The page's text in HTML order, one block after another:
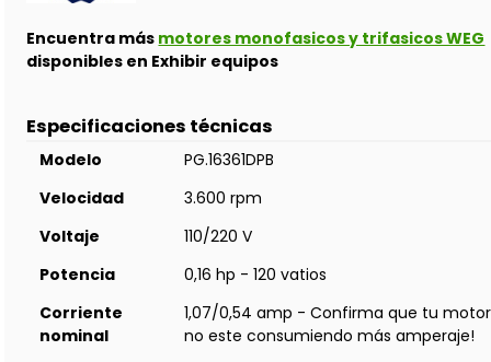
Encuentra más motores monofasicos y trifasicos WEG
disponibles en Exhibir equipos
Especificaciones técnicas
Modelo
PG.16361DPB
Velocidad
3.600 rpm
Voltaje
110/220 V
Potencia
0,16 hp - 120 vatios
Corriente
nominal
1,07/0,54 amp - Confirma que tu motor
no este consumiendo más amperaje!